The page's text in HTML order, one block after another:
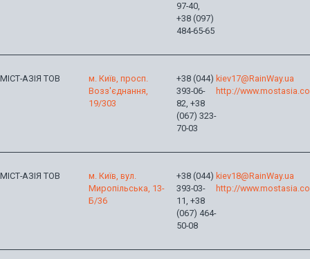
97-40,
+38 (097)
484-65-65
МІСТ-АЗІЯ ТОВ
м. Київ, просп.
Возз'єднання,
19/303
+38 (044)
393-06-
82, +38
(067) 323-
70-03
kiev17@RainWay.ua
http://
МІСТ-АЗІЯ ТОВ
м. Київ, вул.
Миропільська, 13-
Б/36
+38 (044)
393-03-
11, +38
(067) 464-
50-08
kiev18@RainWay.ua
http://